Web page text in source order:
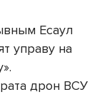
Есаул
управу на
дрон ВСУ